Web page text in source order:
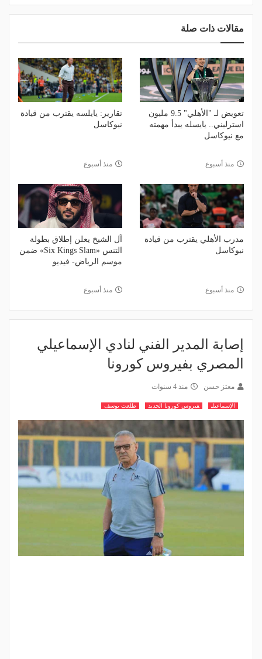
مقالات ذات صلة
تعويض لـ "الأهلي" 9.5 مليون
استرليني.. يايسله يبدأ مهمته
مع نيوكاسل
منذ أسبوع
تقارير: يايلسه يقترب من قيادة
نيوكاسل
منذ أسبوع
مدرب الأهلي يقترب من قيادة
نيوكاسل
منذ أسبوع
آل الشيخ يعلن إطلاق بطولة
التنس «Six Kings Slam» ضمن
موسم الرياض- فيديو
منذ أسبوع
إصابة المدير الفني لنادي الإسماعيلي
المصري بفيروس كورونا
معتز حسن منذ 4 سنوات
الإسماعيلي فيروس كورونا الجديد طلعت يوسف